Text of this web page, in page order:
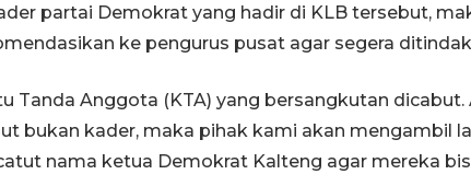
partai Demokrat yang hadir di KLB tersebut,
ke pengurus pusat agar segera
Tanda Anggota (KTA) yang bersangkutan dicabut.
bukan kader, maka pihak kami akan mengambil
nama ketua Demokrat Kalteng agar mereka